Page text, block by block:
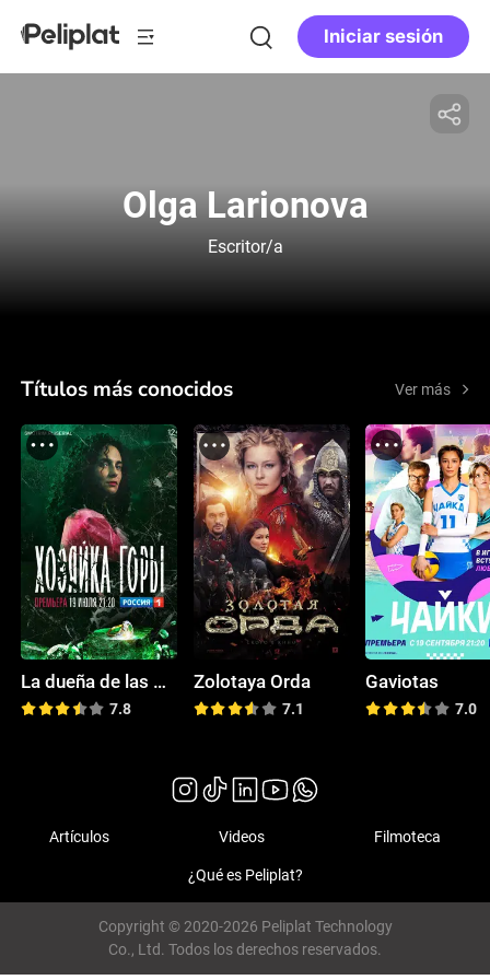
Iniciar sesión
Olga Larionova
Escritor/a
Títulos más conocidos Ver más
La dueña de las montañas
7.8
Zolotaya Orda
7.1
Gaviotas
7.0
Artículos Videos Filmoteca
¿Qué es Peliplat?
Copyright © 2020-2026 Peliplat Technology
Co., Ltd. Todos los derechos reservados.